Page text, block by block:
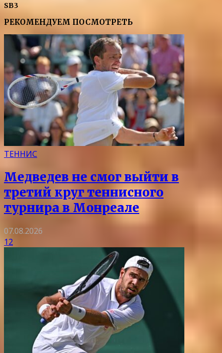
SB3
РЕКОМЕНДУЕМ ПОСМОТРЕТЬ
ТЕННИС
Медведев не смог выйти в
третий круг теннисного
турнира в Монреале
07.08.2026
12